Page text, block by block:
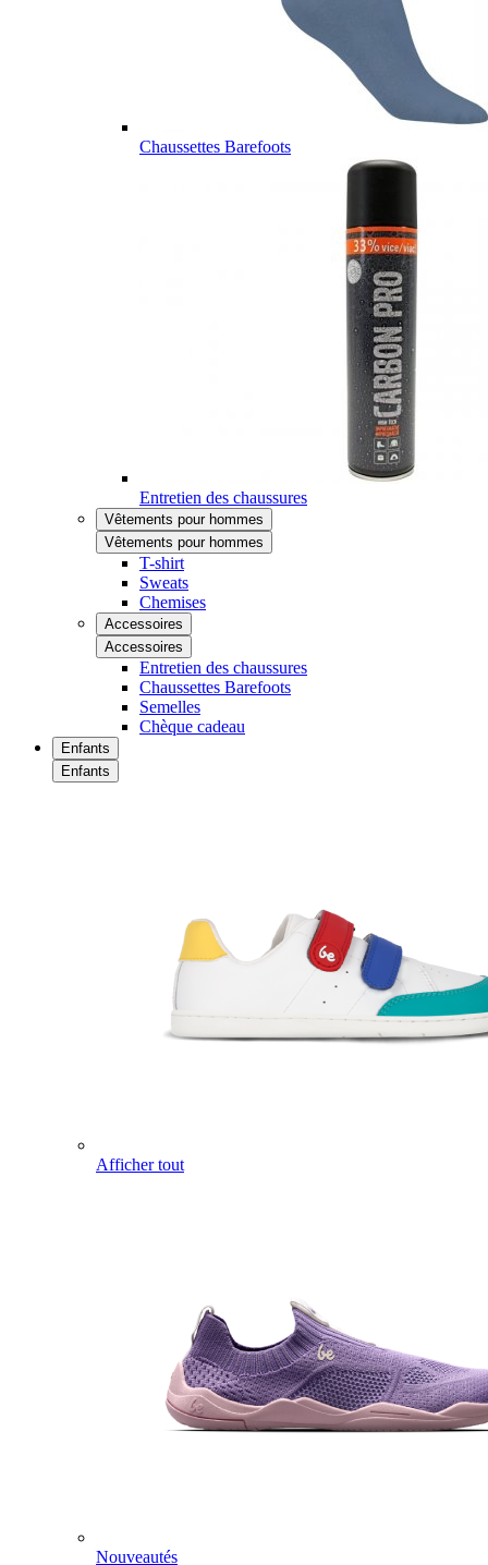
Chaussettes Barefoots
Entretien des chaussures
Vêtements pour hommes
Vêtements pour hommes
T-shirt
Sweats
Chemises
Accessoires
Accessoires
Entretien des chaussures
Chaussettes Barefoots
Semelles
Chèque cadeau
Enfants
Enfants
Afficher tout
Nouveautés